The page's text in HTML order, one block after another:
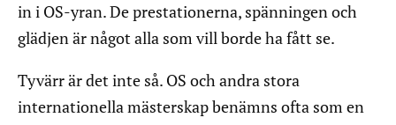
in i OS-yran. De prestationerna, spänningen och
glädjen är något alla som vill borde ha fått se.
Tyvärr är det inte så. OS och andra stora
internationella mästerskap benämns ofta som en